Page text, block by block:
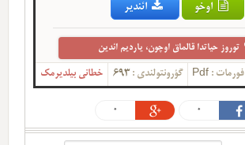
اوخو ائندیر
توروز حیاتدا قالماق اوچون، یاردیم ائدین
فورمات : Pdf گؤرونتولندی :693 خطانی بیلدیرمک
0
0